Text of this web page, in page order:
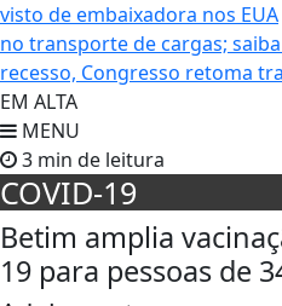
visto de embaixadora nos EUA
no transporte de cargas;
recesso, Congresso retoma
EM ALTA
MENU
3 min de leitura
COVID-19
Betim amplia
19 para pessoas de